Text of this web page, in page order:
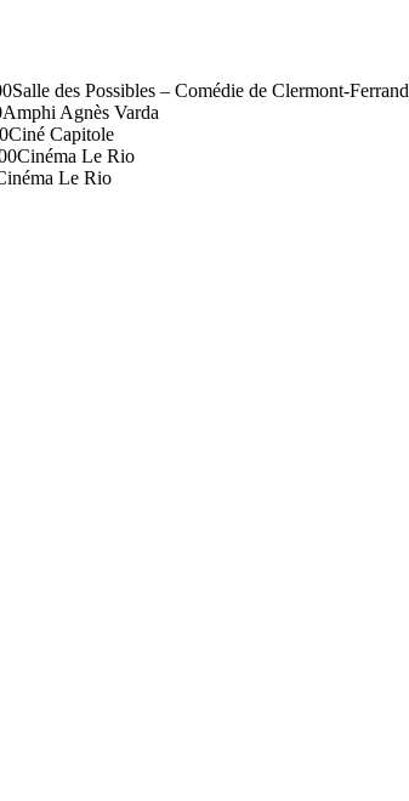
Salle des Possibles – Comédie de Clermont-Ferrand
Amphi Agnès Varda
Ciné Capitole
Cinéma Le Rio
Le Rio